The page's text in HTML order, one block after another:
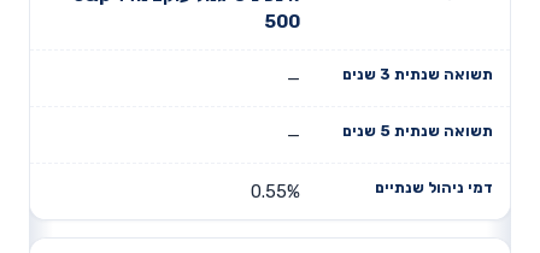
שנתית 3
דמי ניהול
500
—
—
0.55%